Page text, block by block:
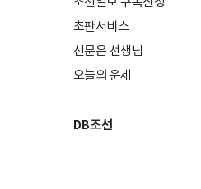
초판서비스
신문은 선생님
오늘의 운세
DB조선